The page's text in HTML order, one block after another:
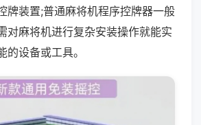
牌装置;普通麻将机程序控牌器一般
对麻将机进行复杂安装操作就能实
设备或工具。